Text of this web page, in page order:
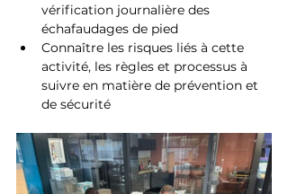
vérification journalière des
échafaudages de pied
Connaître les risques liés à cette
activité, les règles et processus à
suivre en matière de prévention et
de sécurité